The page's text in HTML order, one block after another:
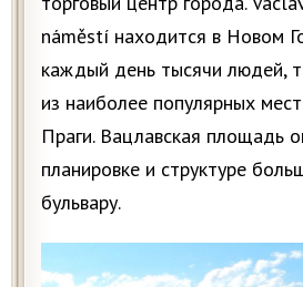
náměstí находится в Новом
каждый день тысячи людей,
из наиболее популярных мест
Праги. Вацлавская площадь
планировке и структуре
бульвару.